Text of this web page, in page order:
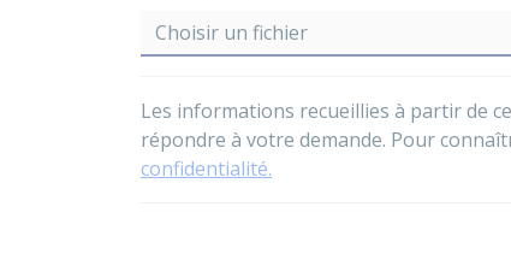
Choisir un fichier
Les informations recueillies à partir de
répondre à votre demande. Pour
confidentialité.